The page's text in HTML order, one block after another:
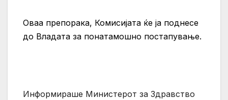
Оваа препорака, Комисијата ќе ја поднесе
до Владата за понатамошно постапување.
Информираше Министерот за Здравство